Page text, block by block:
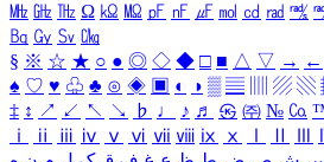
㎒ ㎓ ㎔ Ω ㏀ ㏁ ㎊ ㎋ ㎌ ㏖ ㏅ ㎭ ㎮
㏃ ㏉ ㏜ ㏆
§ ※ ☆ ★ ○ ● ◎ ◇ ◆ □ ■ △ ▽ → ←
♠ ♡ ♥ ♧ ♣ ⊙ ◈ ▣ ◐ ◑ ▒ ▤ ▨ ▧
‡ ↕ ↗ ↙ ↖ ↘ ♭ ♩ ♪ ♬ ㉿ ㈜ № ㏇
ⅰ
ⅱ ⅲ ⅳ ⅴ ⅵ ⅶ ⅷ ⅸ ⅹ